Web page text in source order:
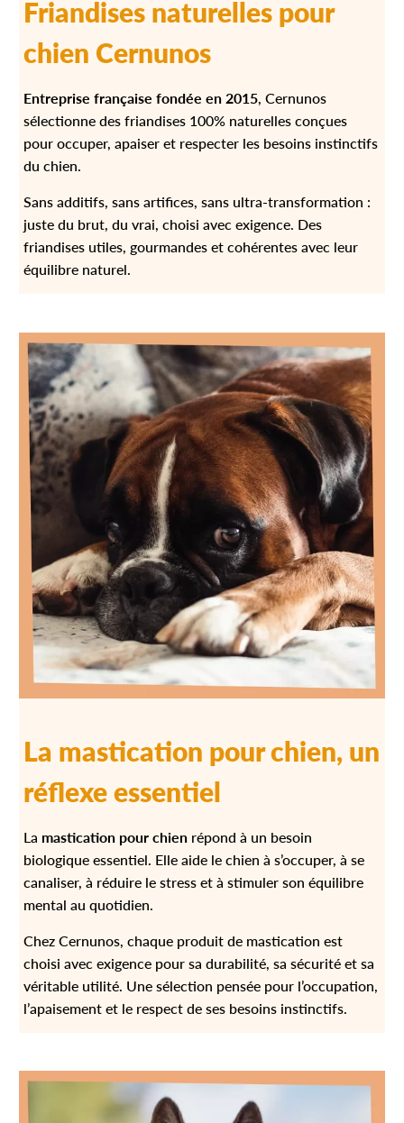
Friandises naturelles pour
chien Cernunos
Entreprise française fondée en 2015, Cernunos
sélectionne des friandises 100% naturelles conçues
pour occuper, apaiser et respecter les besoins instinctifs
du chien.
Sans additifs, sans artifices, sans ultra-transformation :
juste du brut, du vrai, choisi avec exigence. Des
friandises utiles, gourmandes et cohérentes avec leur
équilibre naturel.
La mastication pour chien, un
réflexe essentiel
La mastication pour chien répond à un besoin
biologique essentiel. Elle aide le chien à s’occuper, à se
canaliser, à réduire le stress et à stimuler son équilibre
mental au quotidien.
Chez Cernunos, chaque produit de mastication est
choisi avec exigence pour sa durabilité, sa sécurité et sa
véritable utilité. Une sélection pensée pour l’occupation,
l’apaisement et le respect de ses besoins instinctifs.